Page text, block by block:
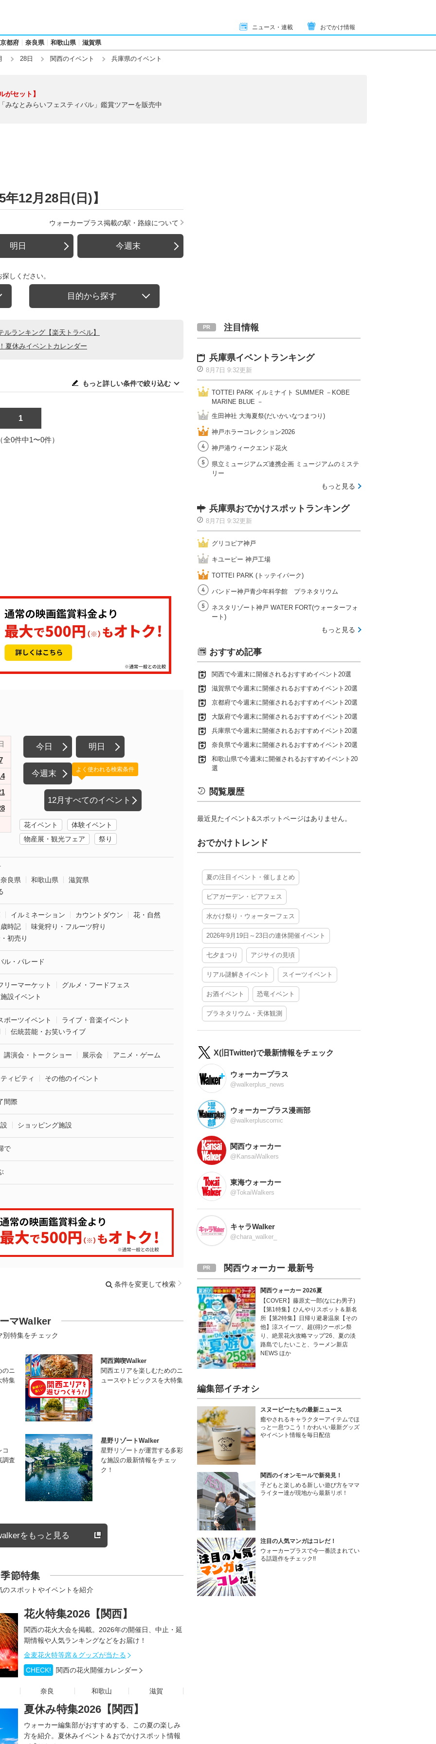
ニュース・連載 おでかけ情報
京都府 奈良県 和歌山県 滋賀県
28日 関西のイベント 兵庫県のイベント
がセット】
みなとみらいフェスティバル」鑑賞ツアーを販売中
12月28日(日)】
ウォーカープラス掲載の駅・路線について
明日 今週末
しください。
目的から探す
ランキング【楽天トラベル】
夏休みイベントカレンダー
もっと詳しい条件で絞り込む
1
全0件中1〜0件）
今日 明日
今週末
12月すべてのイベント
よく使われる検索条件
花イベント
体験イベント
物産展・観光フェア
祭り
奈良県
和歌山県
滋賀県
イルミネーション カウントダウン
花・自然
時記
味覚狩り・フルーツ狩り
初売り
ル・パレード
リーマーケット
グルメ・フードフェス
設イベント
ポーツイベント
ライブ・音楽イベント
伝統芸能・お笑いライブ
講演会・トークショー 展示会 アニメ・ゲーム
ィビティ その他のイベント
間際
ショッピング施設
で
条件を変更して検索
マWalker
別特集をチェック
のニ
特集
関西満喫Walker
関西エリアを楽しむためのニ
ュースやトピックスを大特集
コ
調査
星野リゾートWalker
星野リゾートが運営する多彩
な施設の最新情報をチェッ
ク！
をもっと見る
季節特集
のスポットやイベントを紹介
花火特集2026【関西】
関西の花火大会を掲載。2026年の開催日、中止・延
期情報や人気ランキングなどをお届け！
金麦花火特等席＆グッズが当たる
CHECK!
関西の花火開催カレンダー
奈良 和歌山 滋賀
夏休み特集2026【関西】
ウォーカー編集部がおすすめする、この夏の楽しみ
方を紹介。夏休みイベント＆おでかけスポット情報
注目情報
兵庫県イベントランキング
8月7日 9:32更新
TOTTEI PARK イルミナイト SUMMER －KOBE
MARINE BLUE －
生田神社 大海夏祭(だいかいなつまつり)
神戸ホラーコレクション2026
神戸港ウィークエンド花火
県立ミュージアムズ連携企画 ミュージアムのミステ
リー
もっと見る
兵庫県おでかけスポットランキング
8月7日 9:32更新
グリコピア神戸
キユーピー 神戸工場
TOTTEI PARK (トッテイパーク)
バンドー神戸青少年科学館 プラネタリウム
ネスタリゾート神戸 WATER FORT(ウォーターフォ
ート)
もっと見る
おすすめ記事
関西で今週末に開催されるおすすめイベント20選
滋賀県で今週末に開催されるおすすめイベント20選
京都府で今週末に開催されるおすすめイベント20選
大阪府で今週末に開催されるおすすめイベント20選
兵庫県で今週末に開催されるおすすめイベント20選
奈良県で今週末に開催されるおすすめイベント20選
和歌山県で今週末に開催されるおすすめイベント20
選
閲覧履歴
最近見たイベント&スポットページはありません。
おでかけトレンド
夏の注目イベント・催しまとめ
ビアガーデン・ビアフェス
水かけ祭り・ウォーターフェス
2026年9月19日～23日の連休開催イベント
七夕まつり アジサイの見頃
リアル謎解きイベント スイーツイベント
お酒イベント 恐竜イベント
プラネタリウム・天体観測
X(旧Twitter)で最新情報をチェック
ウォーカープラス
@walkerplus_news
ウォーカープラス漫画部
@walkerpluscomic
関西ウォーカー
@KansaiWalkers
東海ウォーカー
@TokaiWalkers
キャラWalker
@chara_walker_
関西ウォーカー 最新号
関西ウォーカー 2026夏
【COVER】藤原丈一郎(なにわ男子)
【第1特集】ひんやりスポット＆新名
所【第2特集】日帰り避暑温泉【その
他】涼スイーツ、超(得)クーポン祭
り、絶景花火攻略マップ'26、夏の淡
路島でしたいこと、ラーメン新店
NEWS ほか
編集部イチオシ
スヌーピーたちの最新ニュース
癒やされるキャラクターアイテムでほ
っと一息つこう！かわいい最新グッズ
やイベント情報を毎日配信
関西のイオンモールで新発見！
子どもと楽しめる新しい遊び方をママ
ライター達が現地から最新リポ！
注目の人気マンガはコレだ！
ウォーカープラスで今一番読まれてい
る話題作をチェック!!